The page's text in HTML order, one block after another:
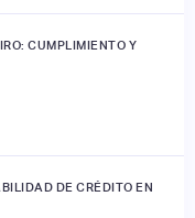
CUMPLIMIENTO Y
DE CRÉDITO EN